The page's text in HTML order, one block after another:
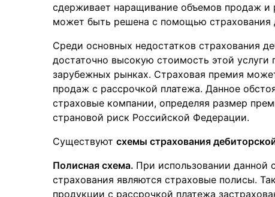
сдерживает наращивание объемов продаж и
может быть решена с помощью страхования
Среди основных недостатков страхования
достаточно высокую стоимость этой
зарубежных рынках. Страховая премия
продаж с рассрочкой платежа. Данное
страховые компании, определяя размер
страновой риск Российской Федерации.
Существуют схемы страхования
Полисная схема. При использовании данной
страхования являются страховые полисы.
продукции с рассрочкой платежа